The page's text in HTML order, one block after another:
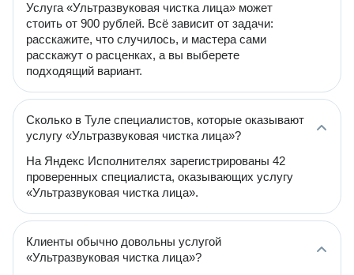
Услуга «Ультразвуковая чистка лица» может
стоить от 900 рублей. Всё зависит от задачи:
расскажите, что случилось, и мастера сами
расскажут о расценках, а вы выберете
подходящий вариант.
Сколько в Туле специалистов, которые оказывают
услугу «Ультразвуковая чистка лица»?
На Яндекс Исполнителях зарегистрированы 42
проверенных специалиста, оказывающих услугу
«Ультразвуковая чистка лица».
Клиенты обычно довольны услугой
«Ультразвуковая чистка лица»?